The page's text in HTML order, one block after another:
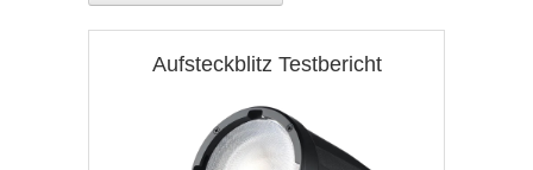
Aufsteckblitz Testbericht